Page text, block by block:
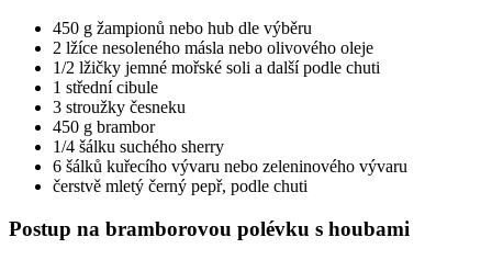
450 g žampionů nebo hub dle výběru
2 lžíce nesoleného másla nebo olivového oleje
1/2 lžičky jemné mořské soli a další podle chuti
1 střední cibule
3 stroužky česneku
450 g brambor
1/4 šálku suchého sherry
6 šálků kuřecího vývaru nebo zeleninového vývaru
čerstvě mletý černý pepř, podle chuti
Postup na bramborovou polévku s houbami